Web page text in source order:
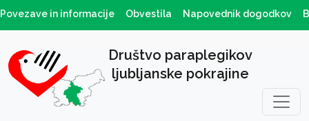
Povezave in informacije Obvestila Napovednik dogodkov
Društvo paraplegikov
ljubljanske pokrajine